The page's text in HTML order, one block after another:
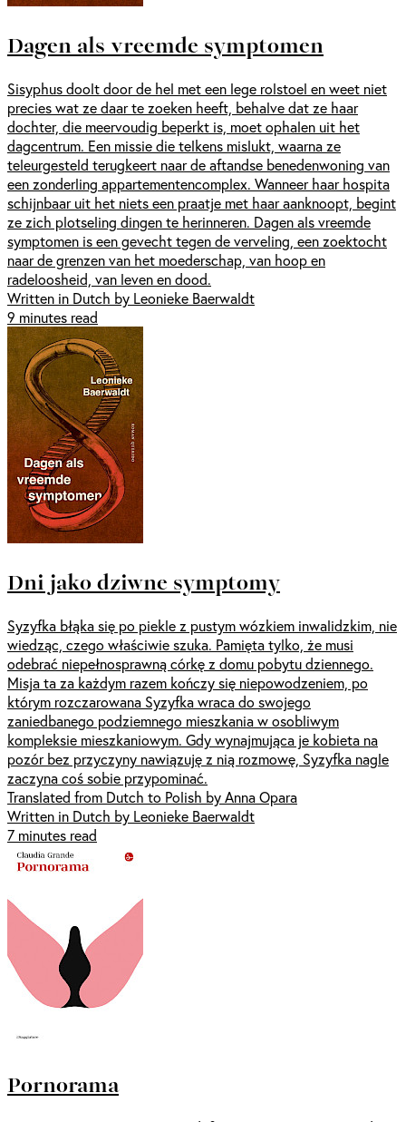
Dagen als vreemde symptomen
Sisyphus doolt door de hel met een lege rolstoel en weet niet
precies wat ze daar te zoeken heeft, behalve dat ze haar
dochter, die meervoudig beperkt is, moet ophalen uit het
dagcentrum. Een missie die telkens mislukt, waarna ze
teleurgesteld terugkeert naar de aftandse benedenwoning van
een zonderling appartementencomplex. Wanneer haar hospita
schijnbaar uit het niets een praatje met haar aanknoopt, begint
ze zich plotseling dingen te herinneren. Dagen als vreemde
symptomen is een gevecht tegen de verveling, een zoektocht
naar de grenzen van het moederschap, van hoop en
radeloosheid, van leven en dood.
Written in Dutch by Leonieke Baerwaldt
9 minutes read
Dni jako dziwne symptomy
Syzyfka błąka się po piekle z pustym wózkiem inwalidzkim, nie
wiedząc, czego właściwie szuka. Pamięta tylko, że musi
odebrać niepełnosprawną córkę z domu pobytu dziennego.
Misja ta za każdym razem kończy się niepowodzeniem, po
którym rozczarowana Syzyfka wraca do swojego
zaniedbanego podziemnego mieszkania w osobliwym
kompleksie mieszkaniowym. Gdy wynajmująca je kobieta na
pozór bez przyczyny nawiązuję z nią rozmowę, Syzyfka nagle
zaczyna coś sobie przypominać.
Translated from Dutch to Polish by Anna Opara
Written in Dutch by Leonieke Baerwaldt
7 minutes read
Pornorama